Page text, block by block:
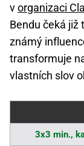
vorganizaci
Bendu čeká již
známý
transformuje
vlastních slov
3x3 min.,